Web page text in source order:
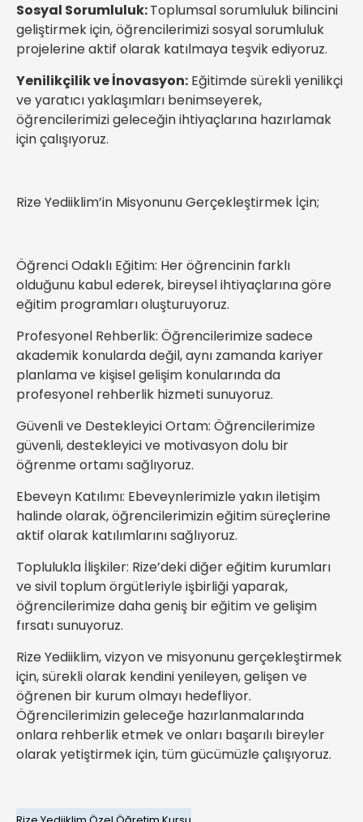
Sosyal Sorumluluk:Toplumsal sorumluluk bilincini
geliştirmek için, öğrencilerimizi sosyal sorumluluk
projelerine aktif olarak katılmaya teşvik ediyoruz.
Yenilikçilik ve İnovasyon: Eğitimde sürekli yenilikçi
ve yaratıcı yaklaşımları benimseyerek,
öğrencilerimizi geleceğin ihtiyaçlarına hazırlamak
için çalışıyoruz.
Rize Yediiklim’in Misyonunu Gerçekleştirmek İçin;
Öğrenci Odaklı Eğitim: Her öğrencinin farklı
olduğunu kabul ederek, bireysel ihtiyaçlarına göre
eğitim programları oluşturuyoruz.
Profesyonel Rehberlik: Öğrencilerimize sadece
akademik konularda değil, aynı zamanda kariyer
planlama ve kişisel gelişim konularında da
profesyonel rehberlik hizmeti sunuyoruz.
Güvenli ve Destekleyici Ortam: Öğrencilerimize
güvenli, destekleyici ve motivasyon dolu bir
öğrenme ortamı sağlıyoruz.
Ebeveyn Katılımı: Ebeveynlerimizle yakın iletişim
halinde olarak, öğrencilerimizin eğitim süreçlerine
aktif olarak katılımlarını sağlıyoruz.
Toplulukla İlişkiler: Rize’deki diğer eğitim kurumları
ve sivil toplum örgütleriyle işbirliği yaparak,
öğrencilerimize daha geniş bir eğitim ve gelişim
fırsatı sunuyoruz.
Rize Yediiklim, vizyon ve misyonunu gerçekleştirmek
için, sürekli olarak kendini yenileyen, gelişen ve
öğrenen bir kurum olmayı hedefliyor.
Öğrencilerimizin geleceğe hazırlanmalarında
onlara rehberlik etmek ve onları başarılı bireyler
olarak yetiştirmek için, tüm gücümüzle çalışıyoruz.